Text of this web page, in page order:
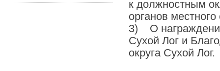
к должностным
органов
3) О
Сухой Лог и
округа Сухой Лог.